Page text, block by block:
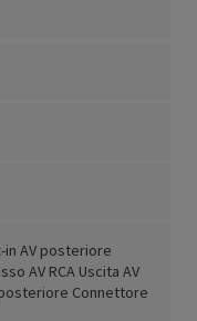
in AV posteriore
AV RCA Uscita AV
Connettore